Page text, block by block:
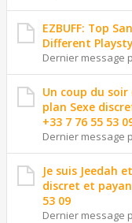
EZBUFF: Top
Different
Dernier message
Un coup du
plan Sexe
+33 7 76 55 53
Dernier message
Je suis Jeedah
discret et
53 09
Dernier message